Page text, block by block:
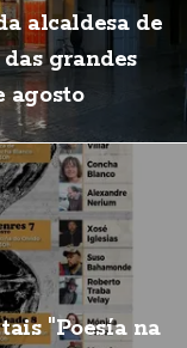
alcaldesa de
grandes
agosto
"Poesía na